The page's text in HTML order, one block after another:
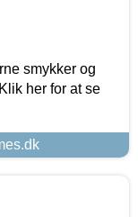
smykker og
her for at se